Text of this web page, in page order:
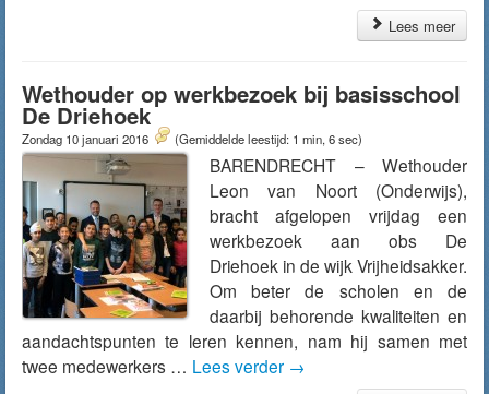
Lees meer
Wethouder op werkbezoek bij basisschool
De Driehoek
Zondag 10 januari 2016 (Gemiddelde leestijd: 1 min, 6 sec)
BARENDRECHT – Wethouder
Leon van Noort (Onderwijs),
bracht afgelopen vrijdag een
werkbezoek aan obs De
Driehoek in de wijk Vrijheidsakker.
Om beter de scholen en de
daarbij behorende kwaliteiten en
aandachtspunten te leren kennen, nam hij samen met
twee medewerkers … Lees verder →